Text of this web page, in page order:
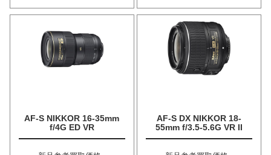
AF-S NIKKOR 16-35mm
f/4G ED VR
AF-S DX NIKKOR 18-
55mm f/3.5-5.6G VR II